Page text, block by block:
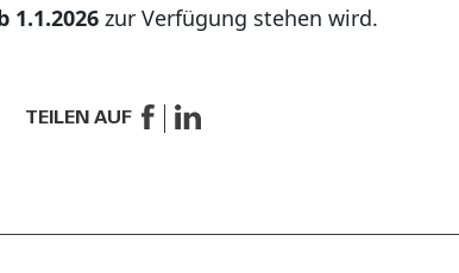
1.1.2026zur Verfügung stehen wird.
TEILEN AUF